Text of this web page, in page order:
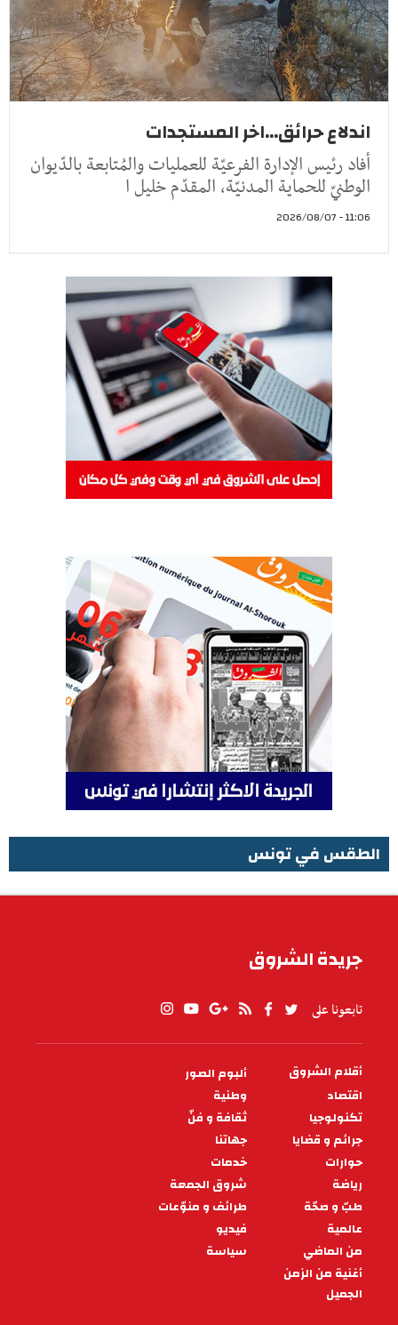
اندلاع حرائق...اخر المستجدات
أفاد رئيس الإدارة الفرعيّة للعمليات والمُتابعة بالدّيوان
الوطنيّ للحماية المدنيّة، المقدّم خليل ا
11:06 - 2026/08/07
الطقس في تونس
جريدة الشروق
تابعونا على
PIED
DE
PAGE
أقلام الشروق
ألبوم الصور
اقتصاد
وطنية
تكنولوجيا
ثقافة و فنّ
جرائم و قضايا
جهاتنا
حوارات
خدمات
رياضة
شروق الجمعة
طبّ و صحّة
طرائف و منوّعات
عالمية
فيديو
من الماضي
سياسة
أغنية من الزمن
الجميل